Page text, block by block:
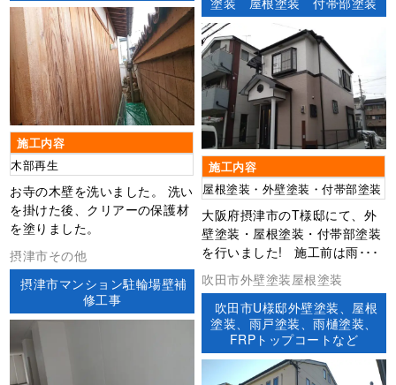
施工内容
木部再生
お寺の木壁を洗いました。 洗い
を掛けた後、クリアーの保護材
を塗りました。
施工内容
屋根塗装・外壁塗装・付帯部塗装
大阪府摂津市のT様邸にて、外
壁塗装・屋根塗装・付帯部塗装
を行いました! 施工前は雨･･･
摂津市その他
摂津市マンション駐輪場壁補
修工事
吹田市外壁塗装屋根塗装
吹田市U様邸外壁塗装、屋根
塗装、雨戸塗装、雨樋塗装、
FRPトップコートなど